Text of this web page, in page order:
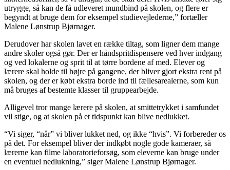
utrygge, så kan de få udleveret mundbind på skolen, og flere er
begyndt at bruge dem for eksempel studievejlederne,” fortæller
Malene Lønstrup Bjørnager.
Derudover har skolen lavet en række tiltag, som ligner dem mange
andre skoler også gør. Der er håndspritdispensere ved hver indgang
og ved lokalerne og sprit til at tørre bordene af med. Elever og
lærere skal holde til højre på gangene, der bliver gjort ekstra rent på
skolen, og der er købt ekstra borde ind til fællesarealerne, som kun
må bruges af bestemte klasser til gruppearbejde.
Alligevel tror mange lærere på skolen, at smittetrykket i samfundet
vil stige, og at skolen på et tidspunkt kan blive nedlukket.
“Vi siger, “når” vi bliver lukket ned, og ikke “hvis”. Vi forbereder os
på det. For eksempel bliver der indkøbt nogle gode kameraer, så
lærerne kan filme laboratorieforsøg, som eleverne kan bruge under
en eventuel nedlukning,” siger Malene Lønstrup Bjørnager.